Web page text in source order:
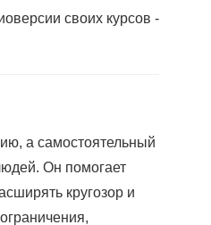
своих курсов -
а самостоятельный
Он помогает
кругозор и